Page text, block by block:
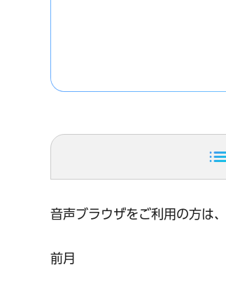
音声ブラウザをご利用の方は、
前月